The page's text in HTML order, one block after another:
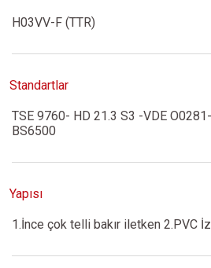
H03VV-F (TTR)
Standartlar
TSE 9760- HD 21.3 S3 -VDE
BS6500
Yapısı
1.İnce çok telli bakır iletken 2.PVC